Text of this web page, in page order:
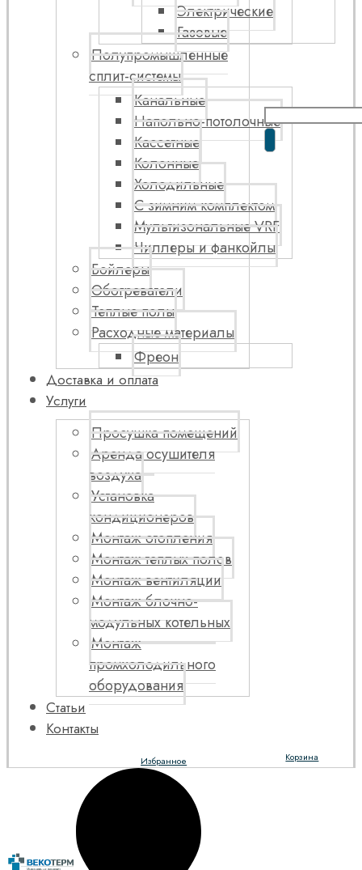
Электрические
Газовые
Полупромышленные
сплит-системы
Канальные
Напольно-потолочные
Кассетные
Колонные
Холодильные
С зимним комплектом
Мультизональные VRF
Чиллеры и фанкойлы
Бойлеры
Обогреватели
Теплые полы
Расходные материалы
Фреон
Доставка и оплата
Услуги
Просушка помещений
Аренда осушителя
воздуха
Установка
кондиционеров
Монтаж отопления
Монтаж теплых полов
Монтаж вентиляции
Монтаж блочно-
модульных котельных
Монтаж
промхолодильного
оборудования
Статьи
Контакты
Корзина
Избранное